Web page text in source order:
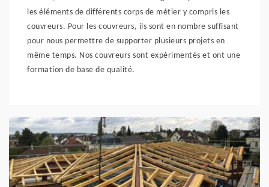
les éléments de différents corps de métier y compris les
couvreurs. Pour les couvreurs, ils sont en nombre suffisant
pour nous permettre de supporter plusieurs projets en
même temps. Nos couvreurs sont expérimentés et ont une
formation de base de qualité.